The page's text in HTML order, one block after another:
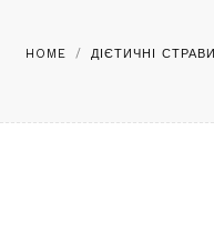
HOME / ДІЄТИЧНІ СТРАВИ